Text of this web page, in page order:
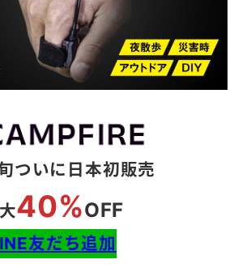
ついに日本初販売
40%OFF
友だち追加